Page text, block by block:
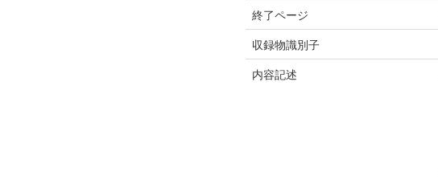
終了ページ
収録物識別子
内容記述